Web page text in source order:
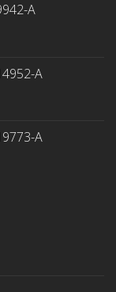
A
A
A